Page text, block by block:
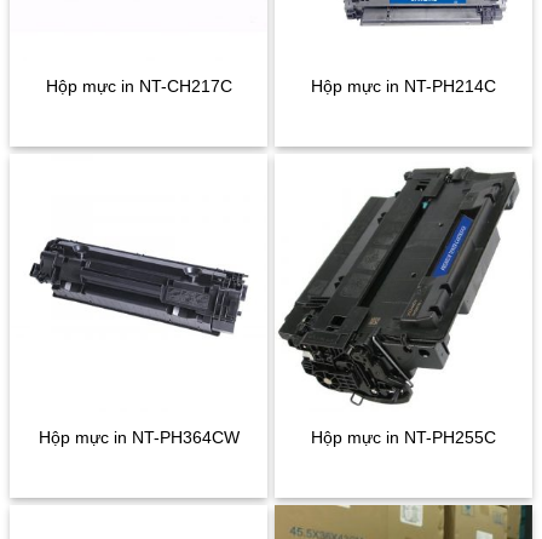
Hộp mực in NT-CH217C Hộp mực in NT-PH214C
Hộp mực in NT-PH364CW Hộp mực in NT-PH255C